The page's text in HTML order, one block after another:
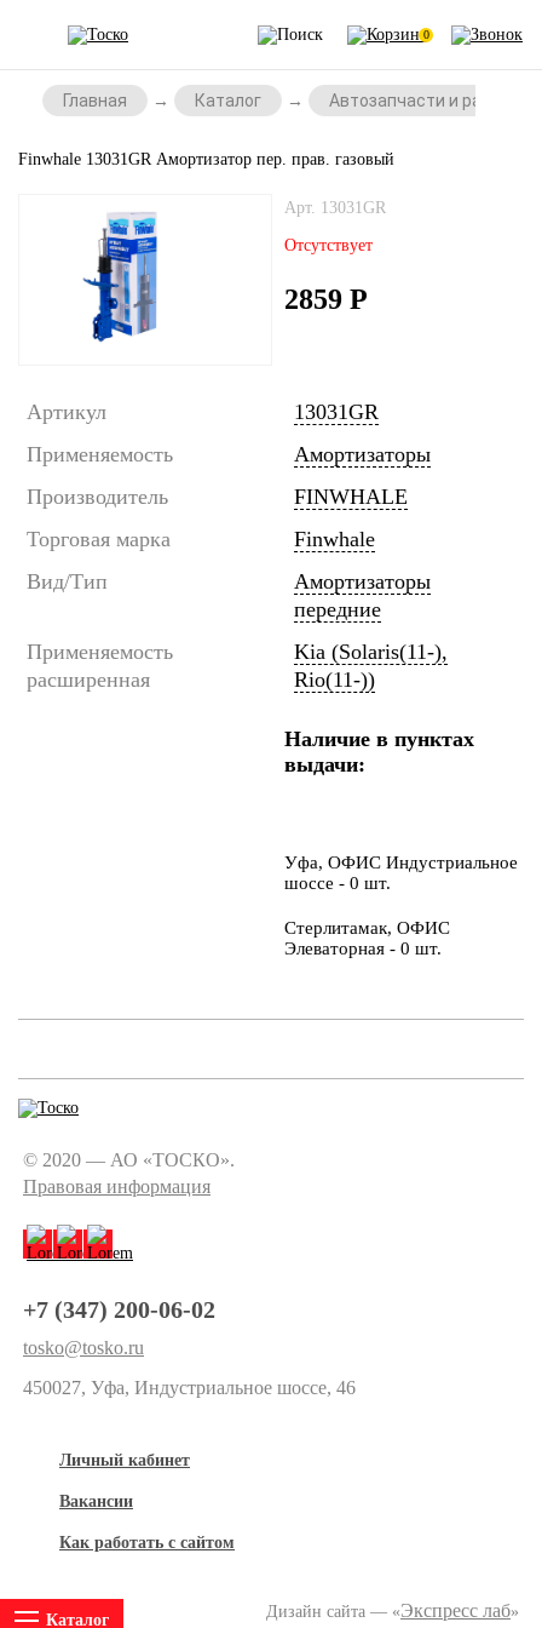
0
Главная Каталог Автозапчасти и
Finwhale 13031GR Амортизатор пер. прав. газовый
Арт. 13031GR
Отсутствует
2859 Р
Артикул
13031GR
Применяемость
Амортизаторы
Производитель
FINWHALE
Торговая марка
Finwhale
Вид/Тип
Амортизаторы
передние
Применяемость
расширенная
Kia (Solaris(11-),
Rio(11-))
Наличие в пунктах
выдачи:
Уфа, ОФИС Индустриальное
шоссе - 0 шт.
Стерлитамак, ОФИС
Элеваторная - 0 шт.
© 2020 — АО «ТОСКО».
Правовая информация
+7 (347) 200-06-02
tosko@tosko.ru
450027, Уфа, Индустриальное шоссе, 46
Личный кабинет
Вакансии
Как работать с сайтом
Дизайн сайта — «Экспресс лаб»
Каталог